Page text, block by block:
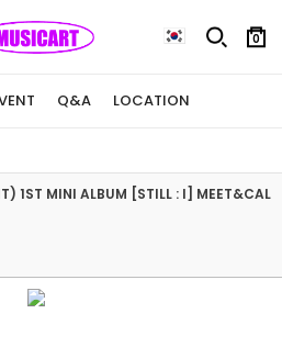
0
Q&A LOCATION
1ST MINI ALBUM [STILL : I] MEET&CAL